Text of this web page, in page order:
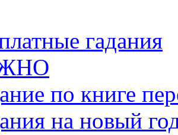
гадания
по книге
на новый